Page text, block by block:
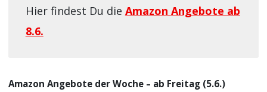
Hier findest Du die Amazon Angebote ab
8.6.
Amazon Angebote der Woche – ab Freitag (5.6.)